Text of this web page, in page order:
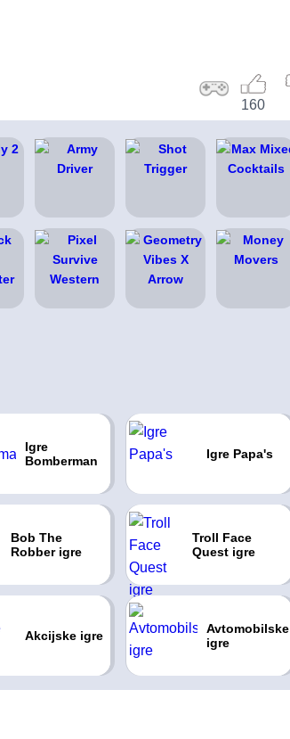
160
Igre
Bomberman
Igre Papa's
Bob The
Robber igre
Troll Face
Quest igre
Akcijske igre
Avtomobilske
igre